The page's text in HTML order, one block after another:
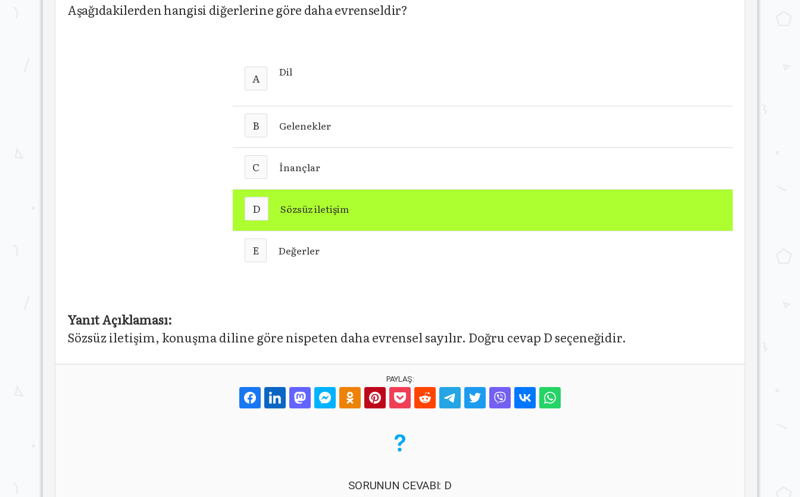
Aşağıdakilerden hangisi diğerlerine göre daha evrenseldir?
A Dil
B Gelenekler
C İnançlar
D Sözsüz iletişim
E Değerler
Yanıt Açıklaması:
Sözsüz iletişim, konuşma diline göre nispeten daha evrensel sayılır. Doğru cevap D seçeneğidir.
PAYLAŞ:
SORUNUN CEVABI: D